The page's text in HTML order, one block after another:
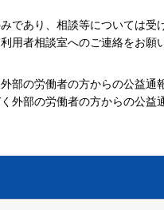
あり、相談等については受
用者相談室へのご連絡をお願
の労働者の方からの公益通
外部の労働者の方からの公益